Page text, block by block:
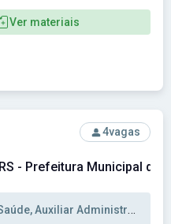
Ver materiais
- RS - Prefeitura
4vagas
- Prefeitura Municipal de
Administrativo, Técnico Enfermagem